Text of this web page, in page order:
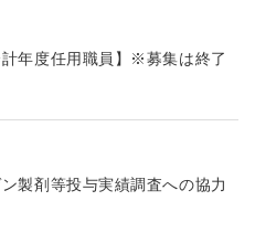
年度任用職員】※募集は終了
製剤等投与実績調査への協力